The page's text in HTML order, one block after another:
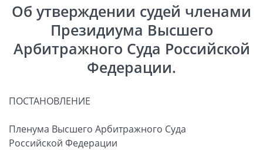
Об утверждении судей членами
Президиума Высшего
Арбитражного Суда Российской
Федерации.
ПОСТАНОВЛЕНИЕ
Пленума Высшего Арбитражного Суда
Российской Федерации